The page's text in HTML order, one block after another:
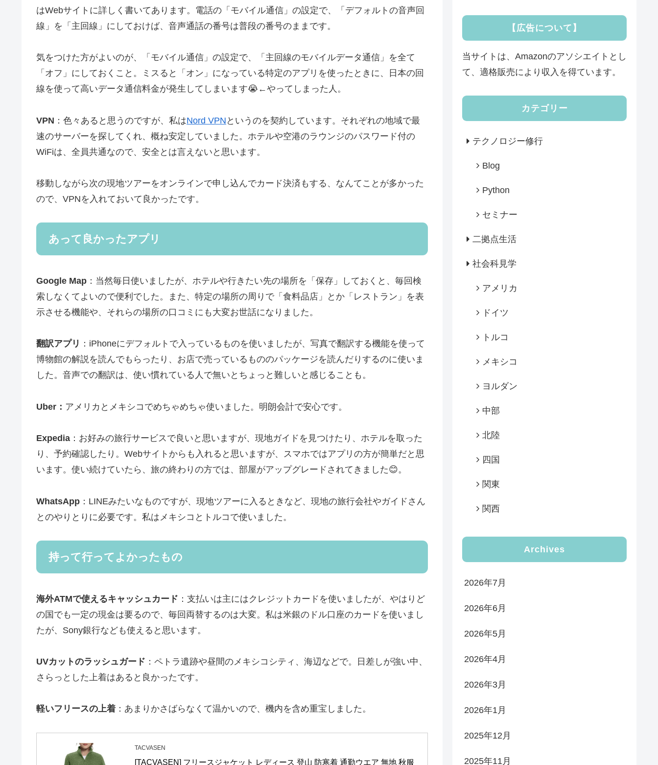
はWebサイトに詳しく書いてあります。電話の「モバイル通信」の設定で、「デフォルトの音声回
線」を「主回線」にしておけば、音声通話の番号は普段の番号のままです。
気をつけた方がよいのが、「モバイル通信」の設定で、「主回線のモバイルデータ通信」を全て
「オフ」にしておくこと。ミスると「オン」になっている特定のアプリを使ったときに、日本の回
線を使って高いデータ通信料金が発生してしまいます😭←やってしまった人。
VPN ：色々あると思うのですが、私はNord VPN というのを契約しています。それぞれの地域で最
速のサーバーを探してくれ、概ね安定していました。ホテルや空港のラウンジのパスワード付の
WiFiは、全員共通なので、安全とは言えないと思います。
移動しながら次の現地ツアーをオンラインで申し込んでカード決済もする、なんてことが多かった
ので、VPNを入れておいて良かったです。
あって良かったアプリ
Google Map ：当然毎日使いましたが、ホテルや行きたい先の場所を「保存」しておくと、毎回検
索しなくてよいので便利でした。また、特定の場所の周りで「食料品店」とか「レストラン」を表
示させる機能や、それらの場所の口コミにも大変お世話になりました。
翻訳アプリ ：iPhoneにデフォルトで入っているものを使いましたが、写真で翻訳する機能を使って
博物館の解説を読んでもらったり、お店で売っているもののパッケージを読んだりするのに使いま
した。音声での翻訳は、使い慣れている人で無いとちょっと難しいと感じることも。
Uber： アメリカとメキシコでめちゃめちゃ使いました。明朗会計で安心です。
Expedia ：お好みの旅行サービスで良いと思いますが、現地ガイドを見つけたり、ホテルを取った
り、予約確認したり。Webサイトからも入れると思いますが、スマホではアプリの方が簡単だと思
います。使い続けていたら、旅の終わりの方では、部屋がアップグレードされてきました😊。
WhatsApp ：LINEみたいなものですが、現地ツアーに入るときなど、現地の旅行会社やガイドさん
とのやりとりに必要です。私はメキシコとトルコで使いました。
持って行ってよかったもの
海外ATMで使えるキャッシュカード ：支払いは主にはクレジットカードを使いましたが、やはりど
の国でも一定の現金は要るので、毎回両替するのは大変。私は米銀のドル口座のカードを使いまし
たが、Sony銀行なども使えると思います。
UVカットのラッシュガード ：ペトラ遺跡や昼間のメキシコシティ、海辺などで。日差しが強い中、
さらっとした上着はあると良かったです。
軽いフリースの上着 ：あまりかさばらなくて温かいので、機内を含め重宝しました。
TACVASEN
[TACVASEN] フリースジャケット レディース 登山 防寒着 通勤ウエア 無地 秋服
【広告について】
当サイトは、Amazonのアソシエイトとし
て、適格販売により収入を得ています。
カテゴリー
テクノロジー修行
Blog
Python
セミナー
二拠点生活
社会科見学
アメリカ
ドイツ
トルコ
メキシコ
ヨルダン
中部
北陸
四国
関東
関西
Archives
2026年7月
2026年6月
2026年5月
2026年4月
2026年3月
2026年1月
2025年12月
2025年11月